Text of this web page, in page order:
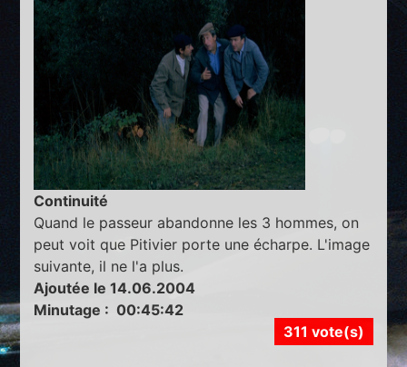
Continuité
Quand le passeur abandonne les 3 hommes, on
peut voit que Pitivier porte une écharpe. L'image
suivante, il ne l'a plus.
Ajoutée le 14.06.2004
Minutage : 00:45:42
311 vote(s)